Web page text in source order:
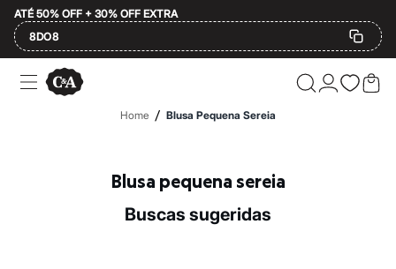
ATÉ 50% OFF + 30% OFF EXTRA
8DO8
Ofertas
Compre por Departamento
Home / Blusa Pequena Sereia
Blusa pequena sereia
buscas sugeridas